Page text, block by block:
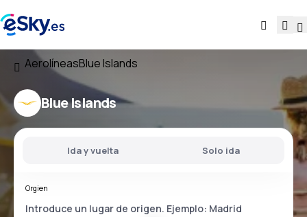
AerolíneasBlue Islands
Blue Islands
Ida y vuelta Solo ida
Orgien